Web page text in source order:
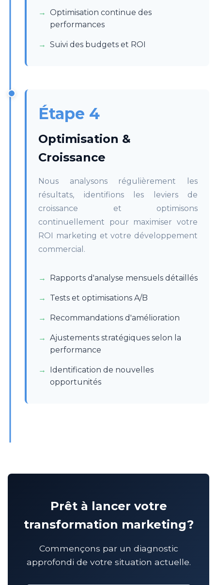
Optimisation continue des
performances
Suivi des budgets et ROI
Étape 4
Optimisation &
Croissance
Nous analysons régulièrement les
résultats, identifions les leviers de
croissance et optimisons
continuellement pour maximiser votre
ROI marketing et votre développement
commercial.
Rapports d'analyse mensuels détaillés
Tests et optimisations A/B
Recommandations d'amélioration
Ajustements stratégiques selon la
performance
Identification de nouvelles
opportunités
Prêt à lancer votre
transformation marketing?
Commençons par un diagnostic
approfondi de votre situation actuelle.